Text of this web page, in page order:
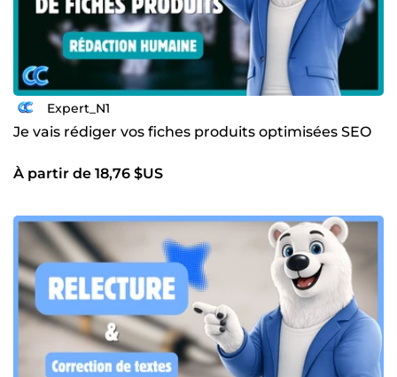
Expert_N1
Je vais rédiger vos fiches produits optimisées SEO
À partir de 18,76 $US